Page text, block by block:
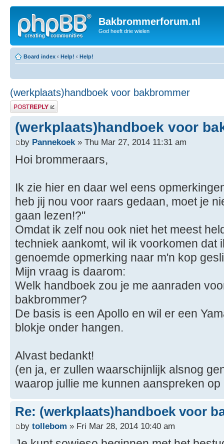
Bakbrommerforum.nl
God heeft drie wielen
Board index ‹ Help! ‹ Help!
(werkplaats)handboek voor bakbrommer
Post a reply
(werkplaats)handboek voor
by Pannekoek » Thu Mar 27, 2014 11:31 am
Hoi brommeraars,
Ik zie hier en daar wel eens
heb jij nou voor raars gedaan, moet je
gaan lezen!?"
Omdat ik zelf nou ook niet het meest
techniek aankomt, wil ik voorkomen dat
genoemde opmerking naar m'n kop
Mijn vraag is daarom:
Welk handboek zou je me aanraden
bakbrommer?
De basis is een Apollo en wil er een
blokje onder hangen.
Alvast bedankt!
(en ja, er zullen waarschijnlijk alsnog
waarop jullie me kunnen aanspreken
Re: (werkplaats)handboek voor
by tollebom » Fri Mar 28, 2014 10:40 am